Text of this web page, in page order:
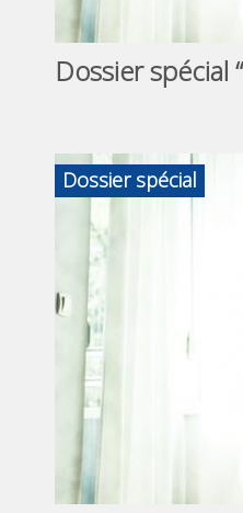
Dossier spécial
Dossier spécial